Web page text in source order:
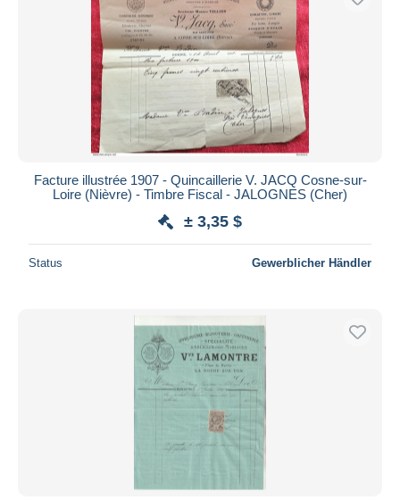
Facture illustrée 1907 - Quincaillerie V. JACQ Cosne-sur-
Loire (Nièvre) - Timbre Fiscal - JALOGNES (Cher)
± 3,35 $
Status Gewerblicher Händler